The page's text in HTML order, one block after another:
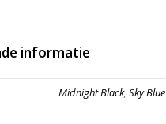
informatie
Midnight Black,Sky Blue